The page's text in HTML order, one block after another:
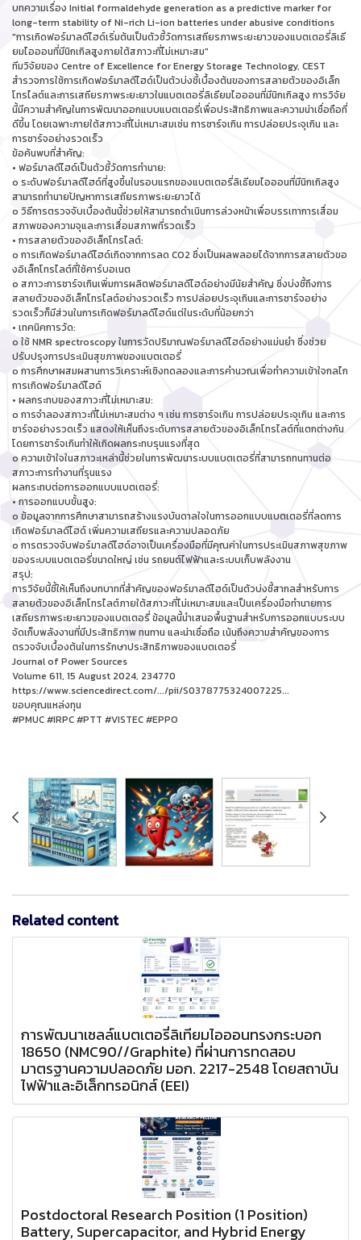
บทความเรื่อง Initial formaldehyde generation as a predictive marker for
long-term stability of Ni-rich Li-ion batteries under abusive conditions
"การเกิดฟอร์มาลดีไฮด์เริ่มต้นเป็นตัวชี้วัดการเสถียรภาพระยะยาวของแบตเตอรี่ลิเธี
ยมไอออนที่มีนิกเกิลสูงภายใต้สภาวะที่ไม่เหมาะสม"
ทีมวิจัยของ Centre of Excellence for Energy Storage Technology, CEST
สำรวจการใช้การเกิดฟอร์มาลดีไฮด์เป็นตัวบ่งชี้เบื้องต้นของการสลายตัวของอิเล็ก
โทรไลต์และการเสถียรภาพระยะยาวในแบตเตอรี่ลิเธียมไอออนที่มีนิกเกิลสูง การวิจัย
นี้มีความสำคัญในการพัฒนาออกแบบแบตเตอรี่เพื่อประสิทธิภาพและความน่าเชื่อถือที่
ดีขึ้น โดยเฉพาะภายใต้สภาวะที่ไม่เหมาะสมเช่น การชาร์จเกิน การปล่อยประจุเกิน และ
การชาร์จอย่างรวดเร็ว
ข้อค้นพบที่สำคัญ:
• ฟอร์มาลดีไฮด์เป็นตัวชี้วัดการทำนาย:
o ระดับฟอร์มาลดีไฮด์ที่สูงขึ้นในรอบแรกของแบตเตอรี่ลิเธียมไอออนที่มีนิกเกิลสูง
สามารถทำนายปัญหาการเสถียรภาพระยะยาวได้
o วิธีการตรวจจับเบื้องต้นนี้ช่วยให้สามารถดำเนินการล่วงหน้าเพื่อบรรเทาการเสื่อม
สภาพของความจุและการเสื่อมสภาพที่รวดเร็ว
• การสลายตัวของอิเล็กโทรไลต์:
o การเกิดฟอร์มาลดีไฮด์เกิดจากการลด CO2 ซึ่งเป็นผลพลอยได้จากการสลายตัวขอ
งอิเล็กโทรไลต์ที่ใช้คาร์บอเนต
o สภาวะการชาร์จเกินเพิ่มการผลิตฟอร์มาลดีไฮด์อย่างมีนัยสำคัญ ซึ่งบ่งชี้ถึงการ
สลายตัวของอิเล็กโทรไลต์อย่างรวดเร็ว การปล่อยประจุเกินและการชาร์จอย่าง
รวดเร็วก็มีส่วนในการเกิดฟอร์มาลดีไฮด์แต่ในระดับที่น้อยกว่า
• เทคนิคการวัด:
o ใช้ NMR spectroscopy ในการวัดปริมาณฟอร์มาลดีไฮด์อย่างแม่นยำ ซึ่งช่วย
ปรับปรุงการประเมินสุขภาพของแบตเตอรี่
o การศึกษาผสมผสานการวิเคราะห์เชิงทดลองและการคำนวณเพื่อทำความเข้าใจกลไก
การเกิดฟอร์มาลดีไฮด์
• ผลกระทบของสภาวะที่ไม่เหมาะสม:
o การจำลองสภาวะที่ไม่เหมาะสมต่าง ๆ เช่น การชาร์จเกิน การปล่อยประจุเกิน และการ
ชาร์จอย่างรวดเร็ว แสดงให้เห็นถึงระดับการสลายตัวของอิเล็กโทรไลต์ที่แตกต่างกัน
โดยการชาร์จเกินทำให้เกิดผลกระทบรุนแรงที่สุด
o ความเข้าใจในสภาวะเหล่านี้ช่วยในการพัฒนาระบบแบตเตอรี่ที่สามารถทนทานต่อ
สภาวะการทำงานที่รุนแรง
ผลกระทบต่อการออกแบบแบตเตอรี่:
• การออกแบบขั้นสูง:
o ข้อมูลจากการศึกษาสามารถสร้างแรงบันดาลใจในการออกแบบแบตเตอรี่ที่ลดการ
เกิดฟอร์มาลดีไฮด์ เพิ่มความเสถียรและความปลอดภัย
o การตรวจจับฟอร์มาลดีไฮด์อาจเป็นเครื่องมือที่มีคุณค่าในการประเมินสภาพสุขภาพ
ของระบบแบตเตอรี่ขนาดใหญ่ เช่น รถยนต์ไฟฟ้าและระบบเก็บพลังงาน
สรุป:
การวิจัยนี้ชี้ให้เห็นถึงบทบาทที่สำคัญของฟอร์มาลดีไฮด์เป็นตัวบ่งชี้สากลสำหรับการ
สลายตัวของอิเล็กโทรไลต์ภายใต้สภาวะที่ไม่เหมาะสมและเป็นเครื่องมือทำนายการ
เสถียรภาพระยะยาวของแบตเตอรี่ ข้อมูลนี้นำเสนอพื้นฐานสำหรับการออกแบบระบบ
จัดเก็บพลังงานที่มีประสิทธิภาพ ทนทาน และน่าเชื่อถือ เน้นถึงความสำคัญของการ
ตรวจจับเบื้องต้นในการรักษาประสิทธิภาพของแบตเตอรี่
Journal of Power Sources
Volume 611, 15 August 2024, 234770
https://www.sciencedirect.com/.../pii/S0378775324007225...
ขอบคุณแหล่งทุน
#PMUC #IRPC #PTT #VISTEC #EPPO
Related content
การพัฒนาเซลล์แบตเตอรี่ลิเทียมไอออนทรงกระบอก
18650 (NMC90//Graphite) ที่ผ่านการทดสอบ
มาตรฐานความปลอดภัย มอก. 2217-2548 โดยสถาบัน
ไฟฟ้าและอิเล็กทรอนิกส์ (EEI)
Postdoctoral Research Position (1 Position)
Battery, Supercapacitor, and Hybrid Energy